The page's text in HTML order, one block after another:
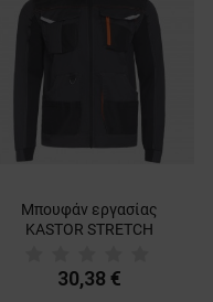
Μπουφάν εργασίας
KASTOR STRETCH
30,38 €